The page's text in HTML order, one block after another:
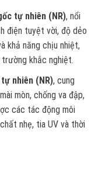
tự nhiên (NR), nổi
điện tuyệt vời, độ dẻo
khả năng chịu nhiệt,
khắc nghiệt.
nhiên (NR), cung
mòn, chống va đập,
các tác động môi
nhẹ, tia UV và thời